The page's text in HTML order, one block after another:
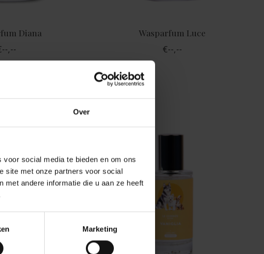
Over
social media te bieden en om ons
site met onze partners voor social
met andere informatie die u aan ze heeft
Marketing
Diana
,--
Wasparfum Luce
€--,--